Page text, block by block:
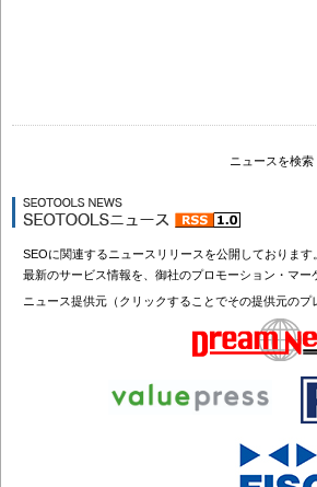
ニュースを検索
SEOに関連するニュースリリースを公開しております。
最新のサービス情報を、御社のプロモーション・マ
ニュース提供元（クリックすることでその提供元のプ